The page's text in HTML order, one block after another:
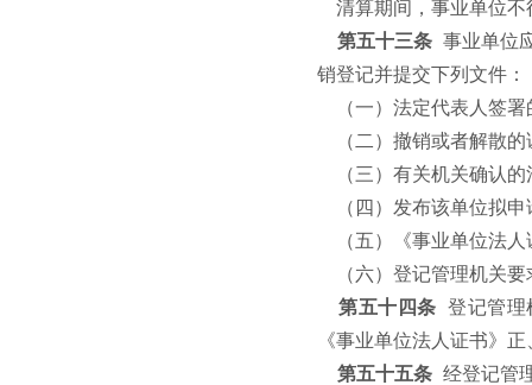
清算期间，事业单位
第五十三条 事业单位
销登记并提交下列文件：
（一）法定代表人签
（二）撤销或者解散
（三）有关机关确认
（四）发布该单位拟
（五）《事业单位法
（六）登记管理机关
第五十四条 登记管理
《事业单位法人证书》
第五十五条 经登记管